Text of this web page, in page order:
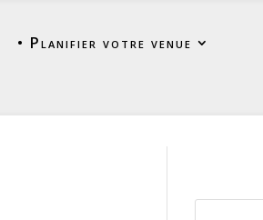
• Planifier votre venue